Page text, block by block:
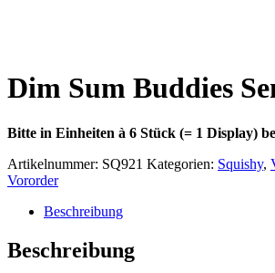
Dim Sum Buddies
Bitte in Einheiten à 6 Stück (= 1 Display)
Artikelnummer: SQ921 Kategorien: Squishy,
Vororder
Beschreibung
Beschreibung